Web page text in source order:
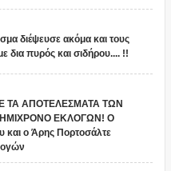
διέψευσε ακόμα και τους
δια πυρός και σιδήρου.... !!
ΤΑ ΑΠΟΤΕΛΕΣΜΑΤΑ ΤΩΝ
ΕΚΛΟΓΩΝ! Ο
και ο Άρης Πορτοσάλτε